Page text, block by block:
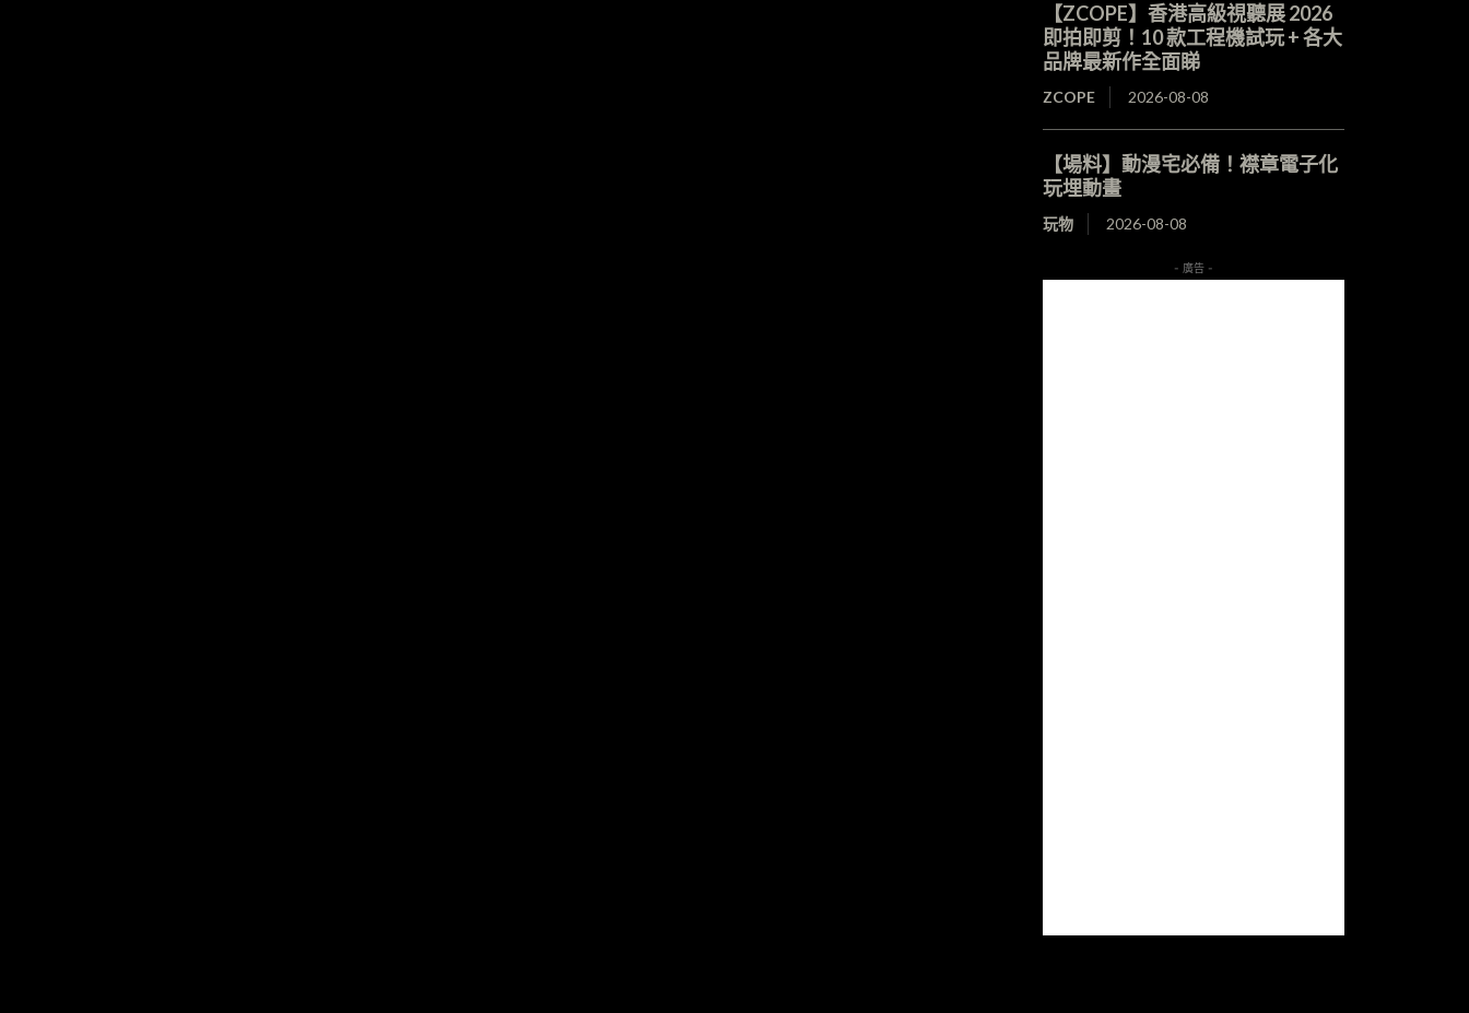
【ZCOPE】香港高級視聽展 2026
即拍即剪！10 款工程機試玩 + 各大
品牌最新作全面睇
ZCOPE 2026-08-08
【場料】動漫宅必備！襟章電子化
玩埋動畫
玩物 2026-08-08
- 廣告 -